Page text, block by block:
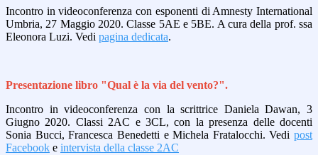
Incontro in videoconferenza con esponenti di Amnesty International
Umbria, 27 Maggio 2020. Classe 5AE e 5BE. A cura della prof. ssa
Eleonora Luzi. Vedi pagina dedicata.
Presentazione libro "Qual è la via del vento?".
Incontro in videoconferenza con la scrittrice Daniela Dawan, 3
Giugno 2020. Classi 2AC e 3CL, con la presenza delle docenti
Sonia Bucci, Francesca Benedetti e Michela Fratalocchi. Vedi post
Facebook e intervista della classe 2AC